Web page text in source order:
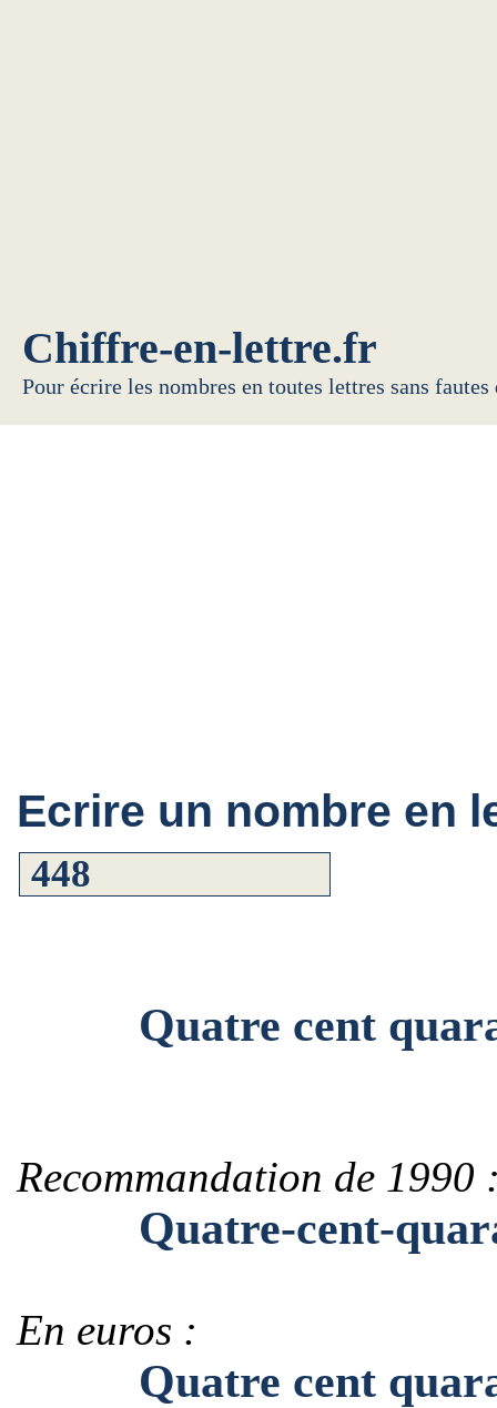
Chiffre-en-lettre.fr
Pour écrire les nombres en toutes lettres sans
Ecrire un nombre en
Quatre cent
Recommandation de 1990
Quatre-cent-
En euros :
Quatre cent